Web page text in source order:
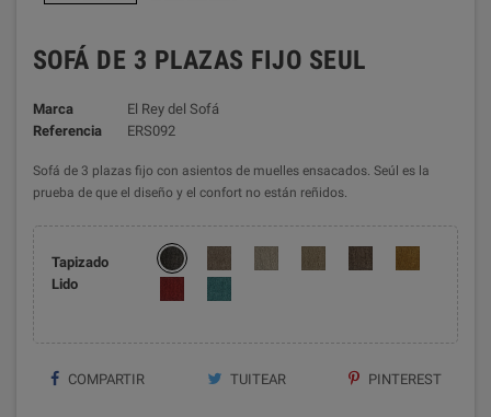
SOFÁ DE 3 PLAZAS FIJO SEUL
Marca
El Rey del Sofá
Referencia
ERS092
Sofá de 3 plazas fijo con asientos de muelles ensacados. Seúl es la
prueba de que el diseño y el confort no están reñidos.
Tapizado
Lido
COMPARTIR TUITEAR PINTEREST